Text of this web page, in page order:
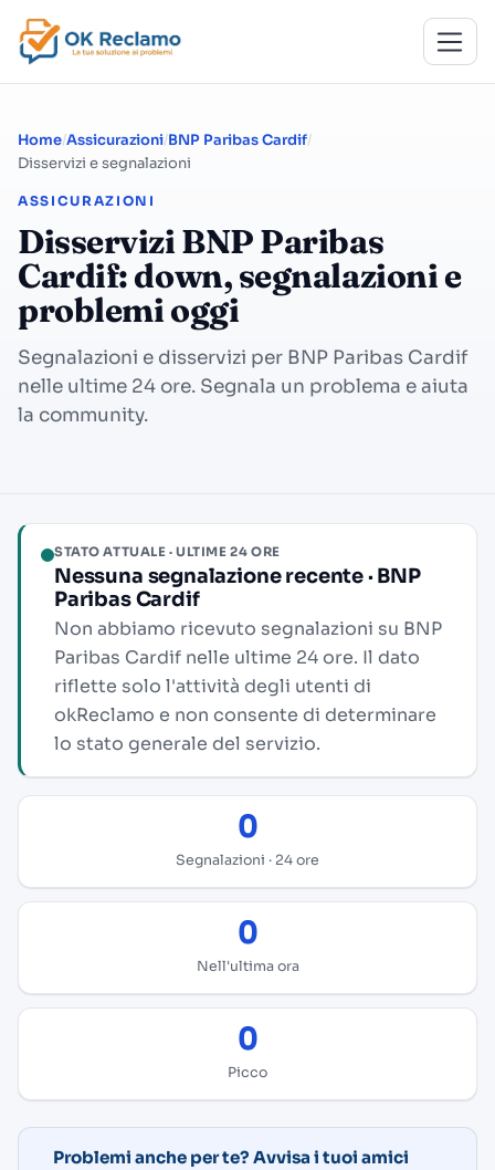
Home Assicurazioni BNP Paribas Cardif
Disservizi e segnalazioni
ASSICURAZIONI
Disservizi BNP Paribas
Cardif: down, segnalazioni e
problemi oggi
Segnalazioni e disservizi per BNP Paribas Cardif
nelle ultime 24 ore. Segnala un problema e aiuta
la community.
STATO ATTUALE · ULTIME 24 ORE
Nessuna segnalazione recente · BNP
Paribas Cardif
Non abbiamo ricevuto segnalazioni su BNP
Paribas Cardif nelle ultime 24 ore. Il dato
riflette solo l'attività degli utenti di
okReclamo e non consente di determinare
lo stato generale del servizio.
0
Segnalazioni · 24 ore
0
Nell'ultima ora
0
Picco
Problemi anche per te? Avvisa i tuoi amici